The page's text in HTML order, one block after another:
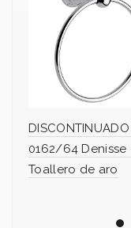
0162/64 Denisse
Toallero de aro